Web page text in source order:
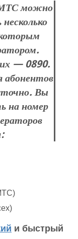
можно
— 0890.
абонентов
Вы
на номер
и быстрый